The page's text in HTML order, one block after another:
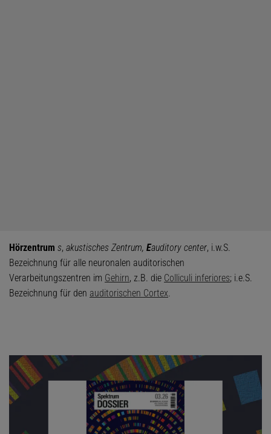
Hörzentrum s, akustisches Zentrum, Eauditory center, i.w.S.
Bezeichnung für alle neuronalen auditorischen
Verarbeitungszentren im Gehirn, z.B. die Colliculi inferiores; i.e.S.
Bezeichnung für den auditorischen Cortex.